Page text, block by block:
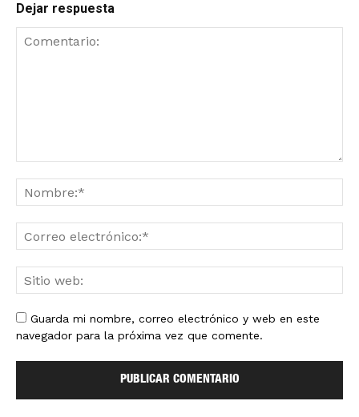
Dejar respuesta
Guarda mi nombre, correo electrónico y web en este
navegador para la próxima vez que comente.